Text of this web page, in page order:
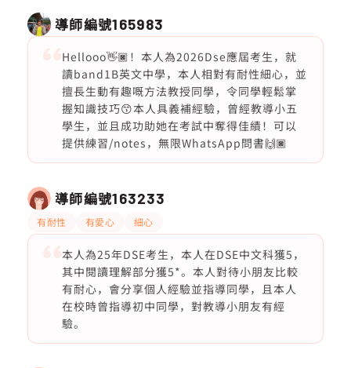
導師編號165983
Hellooo👋🏿！本人為2026Dse應屆考生，就
讀band1B英文中學，本人相對有耐性細心，並
擅長生動有趣嘅方法教授同學，令同學輕鬆掌
握知識技巧😙本人具義補經驗，曾經教導小五
學生，並且成功助她在考試中奪得佳績！可以
提供練習/notes，無限WhatsApp問書🙌🏿
導師編號163233
有耐性 有愛心 細心
本人為25年DSE考生，本人在DSE中文科獲5，
其中閱讀理解部分獲5*。本人對待小朋友比較
有耐心，會分享個人經驗並指導同學，且本人
在校時曾指導初中同學，對教導小朋友有經
驗。